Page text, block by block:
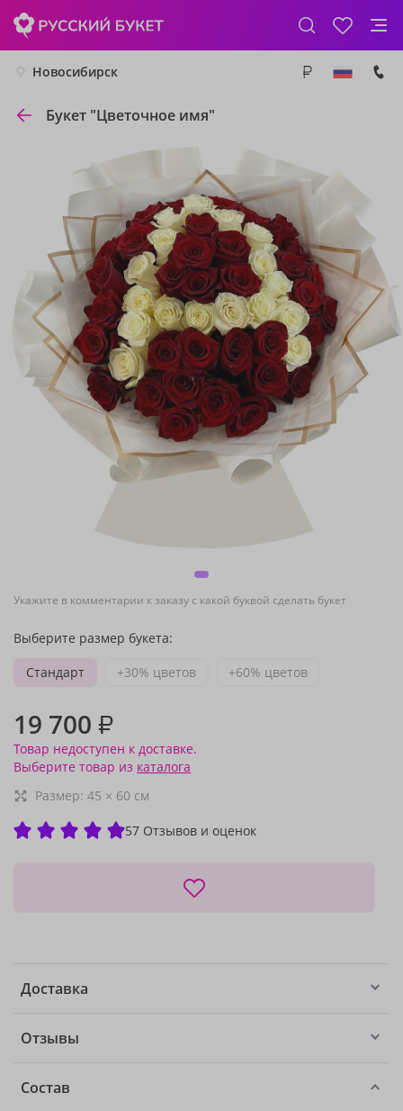
Новосибирск
Букет "Цветочное имя"
Укажите в комментарии к заказу с какой буквой сделать букет
Выберите размер букета:
Стандарт
+30% цветов +60% цветов
19 700 ₽
Товар недоступен к доставке.
Выберите товар из каталога
Размер: 45 × 60 см
57 Отзывов и оценок
Доставка
Отзывы
Состав